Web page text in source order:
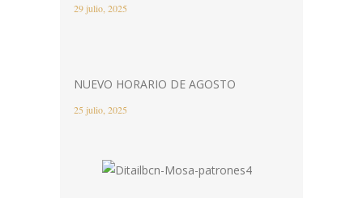
29 julio, 2025
NUEVO HORARIO DE AGOSTO
25 julio, 2025